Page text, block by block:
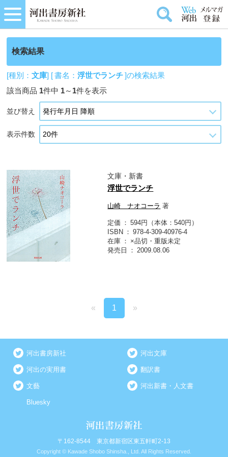
検索結果
[種別：文庫] [ 書名：浮世でランチ]の検索結果
該当商品 1件中 1～ 1件を表示
並び替え
表示件数
文庫・新書
浮世でランチ
山崎 ナオコーラ 著
定価
594円（本体：540円）
ISBN
978-4-309-40976-4
在庫
×品切・重版未定
発売日
2009.08.06
« 1 »
河出書房新社 河出文庫
河出の実用書 翻訳書
文藝 河出新書・人文書
Bluesky
〒162-8544 東京都新宿区東五軒町2-13
Copyright © Kawade Shobo Shinsha., Ltd. All Rights Reserved.